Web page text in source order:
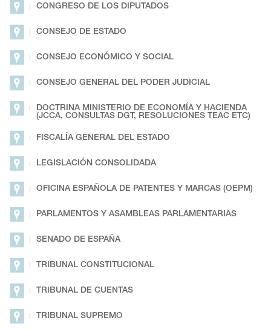
CONGRESO DE LOS DIPUTADOS
CONSEJO DE ESTADO
CONSEJO ECONÓMICO Y SOCIAL
CONSEJO GENERAL DEL PODER JUDICIAL
DOCTRINA MINISTERIO DE ECONOMÍA Y HACIENDA
(JCCA, CONSULTAS DGT, RESOLUCIONES TEAC ETC)
FISCALÍA GENERAL DEL ESTADO
LEGISLACIÓN CONSOLIDADA
OFICINA ESPAÑOLA DE PATENTES Y MARCAS (OEPM)
PARLAMENTOS Y ASAMBLEAS PARLAMENTARIAS
SENADO DE ESPAÑA
TRIBUNAL CONSTITUCIONAL
TRIBUNAL DE CUENTAS
TRIBUNAL SUPREMO